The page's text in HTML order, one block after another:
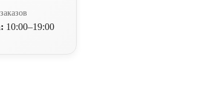
10:00–19:00